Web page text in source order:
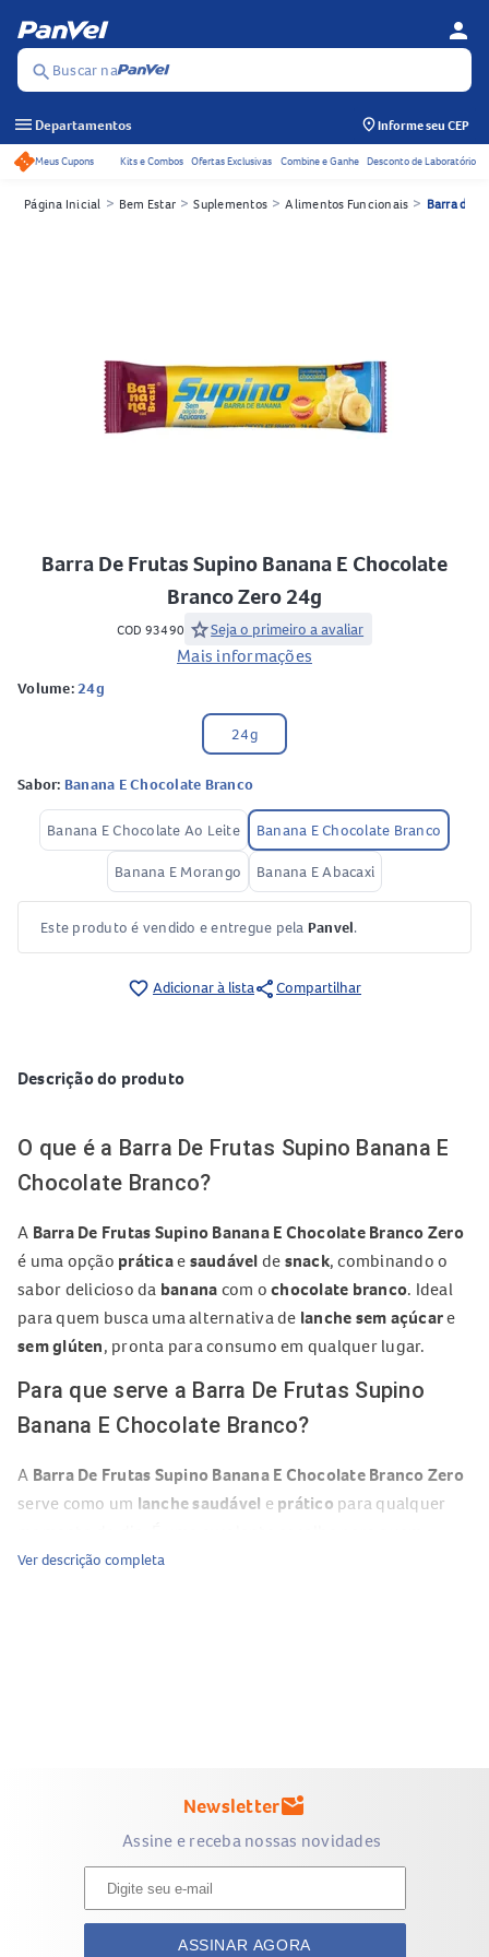
search Buscar na
person
menu Departamentos Informe seu CEP
Acessos rápidos do cabeçalho
Meus Cupons Kits e Combos Ofertas Exclusivas Combine e Ganhe Desconto de Laboratório
Página Inicial > Bem Estar > Suplementos > Alimentos Funcionais > Barra de
Barra De Frutas Supino Banana E Chocolate
Branco Zero 24g
COD 93490 starSeja o primeiro a avaliar
Mais informações
Volume:24g
24g
Sabor: Banana E Chocolate Branco
Banana E Chocolate Ao Leite Banana E Chocolate Branco
Banana E Morango Banana E Abacaxi
Este produto é vendido e entregue pela Panvel.
favorite_border Adicionar à listashareCompartilhar
Descrição do produto
O que é a Barra De Frutas Supino Banana E
Chocolate Branco?
A Barra De Frutas Supino Banana E Chocolate Branco Zero
é uma opção práticae saudável de snack, combinando o
sabor delicioso da banana com o chocolate branco. Ideal
para quem busca uma alternativa de lanche sem açúcare
sem glúten, pronta para consumo em qualquer lugar.
Para que serve a Barra De Frutas Supino
Banana E Chocolate Branco?
A Barra De Frutas Supino Banana E Chocolate Branco Zero
serve como um lanche saudável e prático para qualquer
deseja manter uma alimentação equilibrada, sem abrir mão
Outros ingredientes naturais
Benefícios da Barra De Frutas Supino
Banana E Chocolate Branco
Ver descrição completa
Newslettermark_email_unread
Assine e receba nossas novidades
ASSINAR AGORA